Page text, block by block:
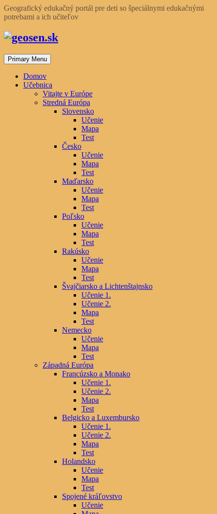
Skip
to
Geografický edukačný portál pre deti so špeciálnymi edukačnými
potrebami a ich učiteľov
Primary Menu
Domov
Učebnica
Vitajte v Európe
Stredná Európa
Slovensko
Učenie
Mapa
Test
Česko
Učenie
Mapa
Test
Maďarsko
Učenie
Mapa
Test
Poľsko
Učenie
Mapa
Test
Rakúsko
Učenie
Mapa
Test
Švajčiarsko a Lichtenštajnsko
Učenie 1.
Učenie 2.
Mapa
Test
Nemecko
Učenie
Mapa
Test
Západná Európa
Francúzsko a Monako
Učenie 1.
Učenie 2.
Mapa
Test
Belgicko a Luxembursko
Učenie 1.
Učenie 2.
Mapa
Test
Holandsko
Učenie
Mapa
Test
Spojené kráľovstvo
Učenie